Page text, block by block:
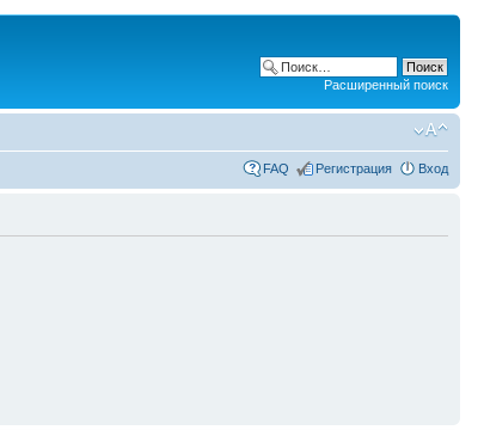
Расширенный поиск
FAQ Регистрация Вход